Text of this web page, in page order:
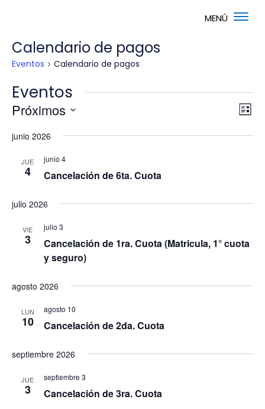
Calendario de pagos
Eventos Calendario de pagos
Eventos
de
Lista
Próximos
la
junio 2026
JUE
4 Cancelación de 6ta. Cuota
junio 4
julio 2026
VIE
3
Cancelación de 1ra. Cuota (Matricula, 1° cuota
y seguro)
julio 3
agosto 2026
LUN
10 Cancelación de 2da. Cuota
agosto 10
septiembre 2026
JUE
3 Cancelación de 3ra. Cuota
septiembre 3